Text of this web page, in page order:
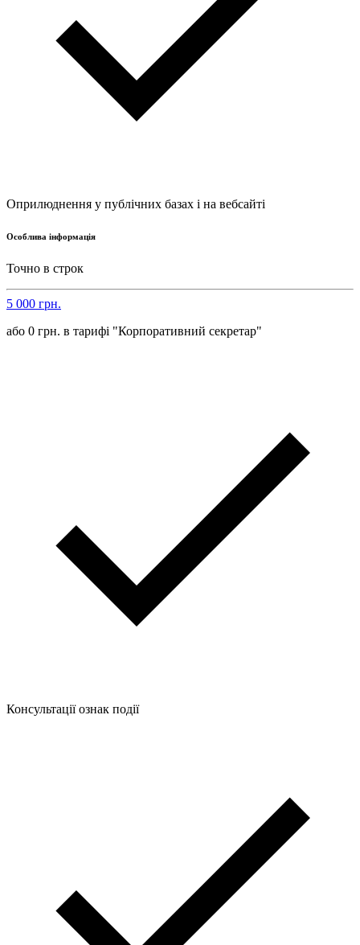
Оприлюднення у публічних базах і на вебсайті
Особлива інформація
Точно в строк
5 000 грн.
або 0 грн. в тарифі "Корпоративний секретар"
Консультації ознак події